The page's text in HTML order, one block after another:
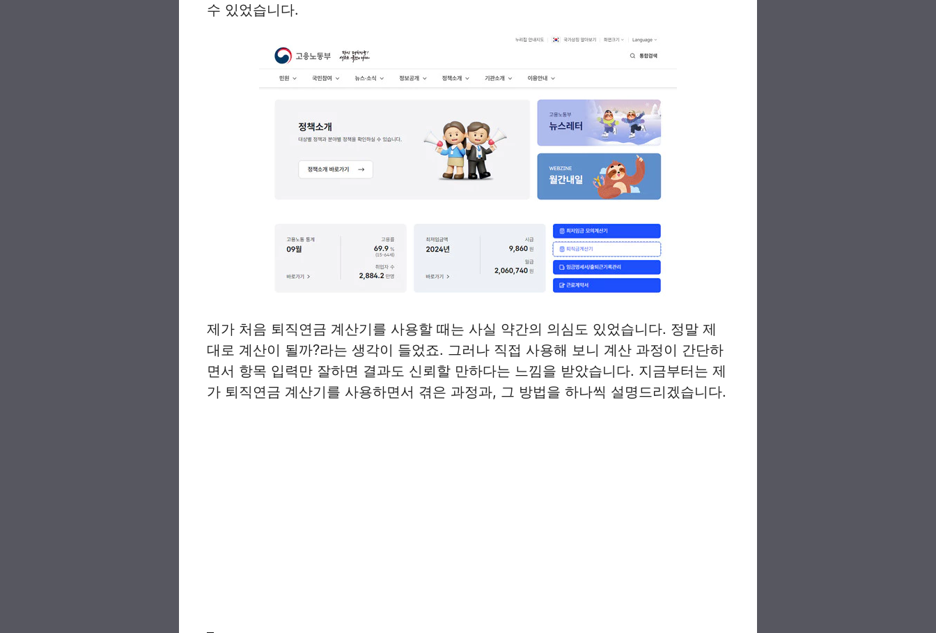
수 있었습니다.
제가 처음 퇴직연금 계산기를 사용할 때는 사실 약간의 의심도 있었습니다. 정말 제
대로 계산이 될까?라는 생각이 들었죠. 그러나 직접 사용해 보니 계산 과정이 간단하
면서 항목 입력만 잘하면 결과도 신뢰할 만하다는 느낌을 받았습니다. 지금부터는 제
가 퇴직연금 계산기를 사용하면서 겪은 과정과, 그 방법을 하나씩 설명드리겠습니다.